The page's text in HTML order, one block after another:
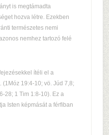
is megtámadta
hozva létre. Ezekben
természetes nemi
nemhez tartozó felé
ítéli el a
19:4-10; vö. Júd 7,8;
28; 1 Tim 1:8-10). Ez a
Isten képmását a férfiban